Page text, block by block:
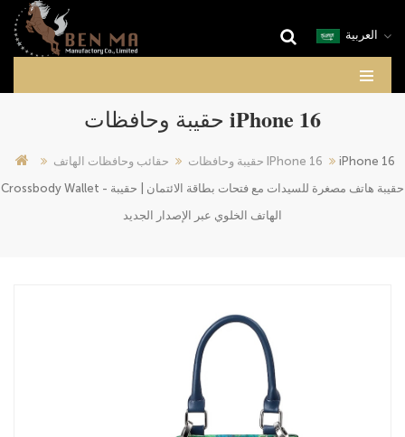
العربية
حقيبة وحافظات iPhone 16
حقائب وحافظات الهاتف حقيبة وحافظات IPhone 16
iPhone 16
Crossbody Wallet - حقيبة هاتف مصغرة للسيدات مع فتحات بطاقة الائتمان | حقيبة
الهاتف الخلوي عبر الإصدار الجديد